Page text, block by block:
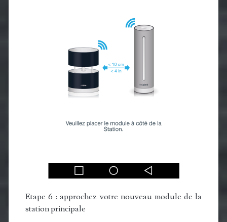
Etape 6 : approchez votre nouveau module de la
station principale